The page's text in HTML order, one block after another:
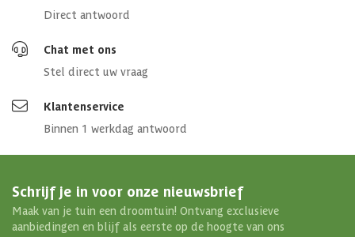
Direct antwoord
Chat met ons
Stel direct uw vraag
Klantenservice
Binnen 1 werkdag antwoord
Schrijf je in voor onze nieuwsbrief
Maak van je tuin een droomtuin! Ontvang exclusieve
aanbiedingen en blijf als eerste op de hoogte van ons